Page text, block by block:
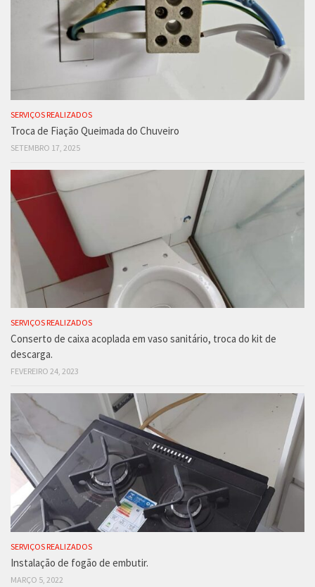
SERVIÇOS REALIZADOS
Troca de Fiação Queimada do Chuveiro
SETEMBRO 17, 2025
SERVIÇOS REALIZADOS
Conserto de caixa acoplada em vaso sanitário, troca do kit de
descarga.
FEVEREIRO 24, 2023
SERVIÇOS REALIZADOS
Instalação de fogão de embutir.
MARÇO 5, 2022